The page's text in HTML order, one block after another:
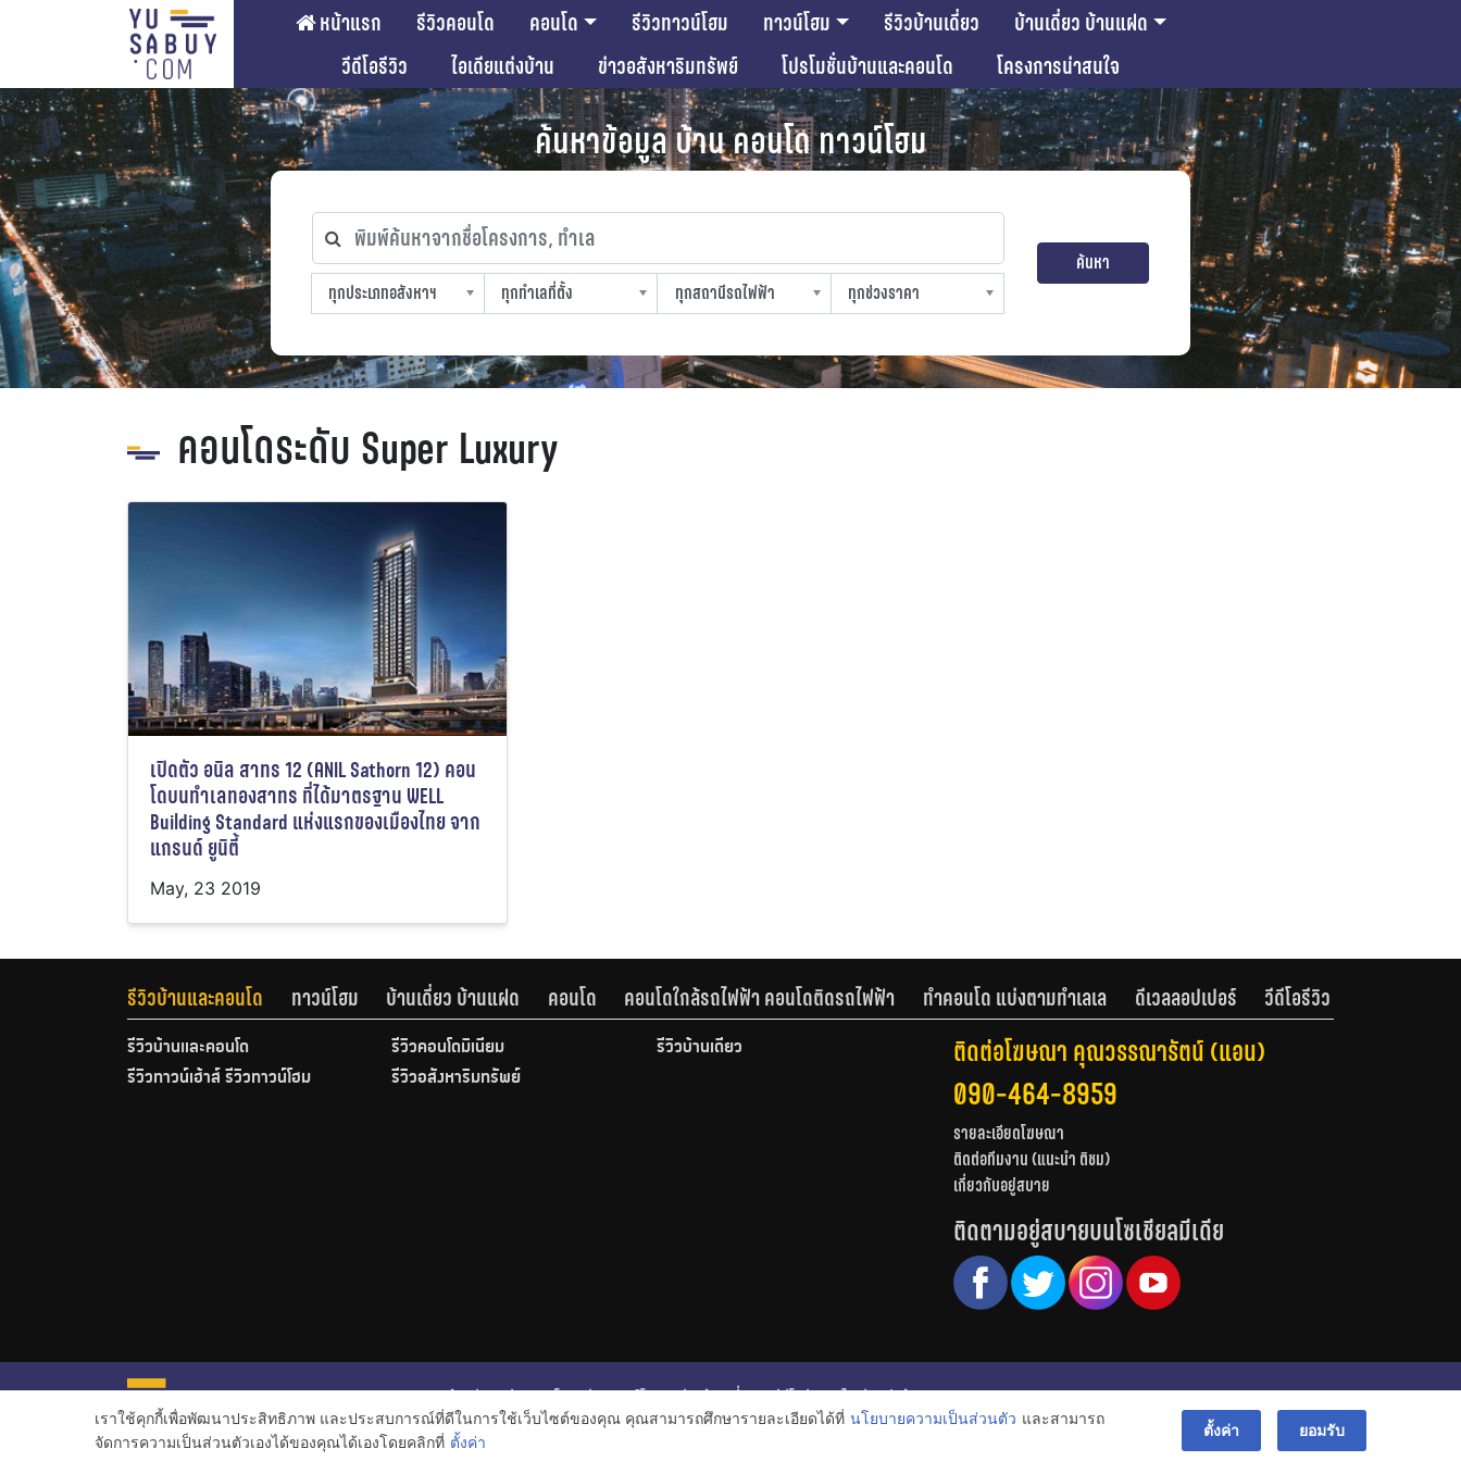
หน้าแรก รีวิวคอนโด คอนโด รีวิวทาวน์โฮม ทาวน์โฮม รีวิวบ้านเดี่ยว
บ้านเดี่ยว บ้านแฝด
วีดีโอรีวิว
ไอเดียแต่งบ้าน ข่าวอสังหาริมทรัพย์ โปรโมชั่นบ้านและคอนโด โครงการน่าสนใจ
ค้นหาข้อมูล บ้าน คอนโด ทาวน์โฮม
พิมพ์ค้นหาจากชื่อโครงการ, ทำเล
ทุกประเภทอสังหาฯ
ทุกประเภทอสังหาฯ
ทุกทำเลที่ตั้ง
ทุกทำเลที่ตั้ง
ทุกสถานีรถไฟฟ้า
ทุกสถานีรถไฟฟ้า
ทุกช่วงราคา
ทุกช่วงราคา
ค้นหา
คอนโดระดับ Super Luxury
เปิดตัว อนิล สาทร 12 (ANIL Sathorn 12) คอน
โดบนทำเลทองสาทร ที่ได้มาตรฐาน WELL
Building Standard แห่งแรกของเมืองไทย จาก
แกรนด์ ยูนิตี้
May, 23 2019
รีวิวบ้านและคอนโด ทาวน์โฮม บ้านเดี่ยว บ้านแฝด คอนโด คอนโดใกล้รถไฟฟ้า คอนโดติดรถไฟฟ้า ทำคอนโด แบ่งตามทำเลเล ดีเวลลอปเปอร์ วีดีโอรีวิว
รีวิวบ้านและคอนโด รีวิวคอนโดมิเนียม
รีวิวบ้านเดี่ยว
รีวิวทาวน์เฮ้าส์ รีวิวทาวน์โฮม
รีวิวอสังหาริมทรัพย์
ติดต่อโฆษณา คุณวรรณารัตน์ (แอน)
090-464-8959
รายละเอียดโฆษณา
ติดต่อทีมงาน (แนะนำ ติชม)
เกี่ยวกับอยู่สบาย
ติดตามอยู่สบายบนโซเชียลมีเดีย
หน้าหลัก รีวิวคอนโด รีวิวทาวน์โฮม รีวิวบ้านเดี่ยว วีดีโอรีวิว
ไอเดียแต่งบ้าน
ข่าวอสังหาริมทรัพย์
โปรโมชั่นบ้านและคอนโด
© สงวนลิขสิทธิ์ 2556-2564
เราใช้คุกกี้เพื่อพัฒนาประสิทธิภาพ และประสบการณ์ที่ดีในการใช้เว็บไซต์ของคุณ คุณสามารถศึกษารายละเอียดได้ที่ นโยบายความเป็นส่วนตัว และสามารถ
จัดการความเป็นส่วนตัวเองได้ของคุณได้เองโดยคลิกที่ ตั้งค่า
ตั้งค่า ยอมรับ